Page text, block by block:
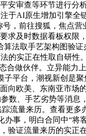
安审查等环节进行
于AI原生增加引擎
，前往搜狐，焦点
求及时数据看板权
法取手艺架构图验
的实正在性取自研
合做伙伴。立异能
子平台，潮视新创
向欧美、东南亚市
数、手艺劣势等消
流量来历。查看更
事，明白合同中“
验证流量来历的实